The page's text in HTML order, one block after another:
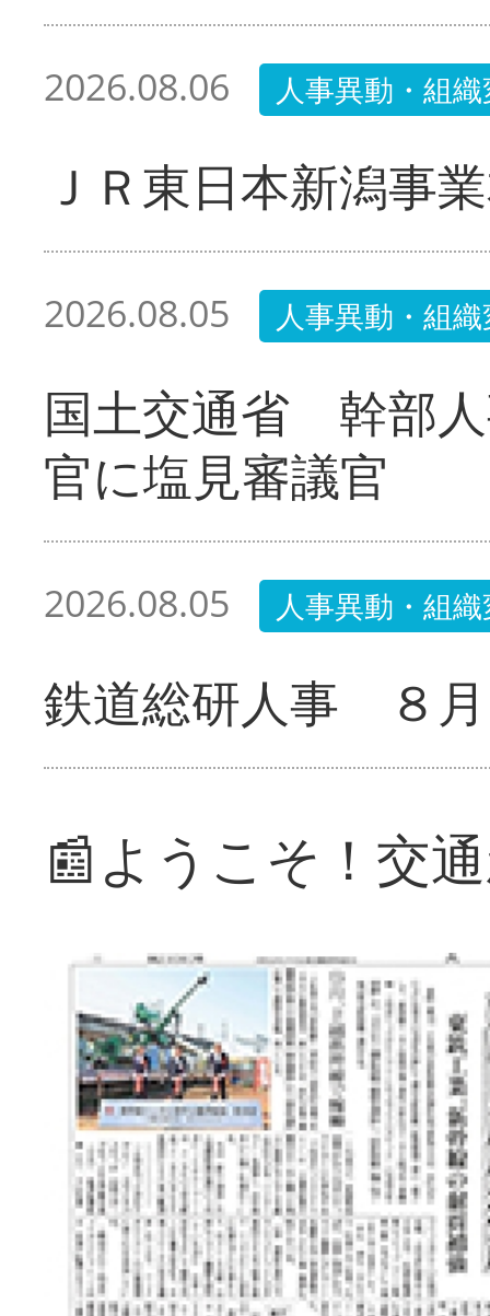
2026.08.06 人事異動・組
ＪＲ東日本新潟事
2026.08.05 人事異動・組
国土交通省 幹部
官に塩見審議官
2026.08.05 人事異動・組
鉄道総研人事 ８
📰ようこそ！交